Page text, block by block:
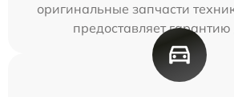
оригинальные запчасти
предоставляет гарантию